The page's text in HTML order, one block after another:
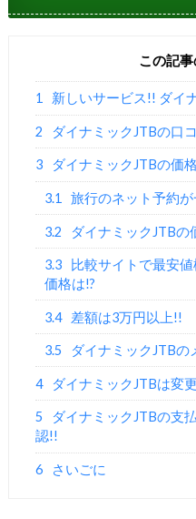
この記
1 新しいサービス!! ダイ
2 ダイナミックJTBの口
3 ダイナミックJTBの価
3.1 旅行のネット予約
3.2 ダイナミックJTBの
3.3
比較サイトで最安
価格は!?
3.4 差額は3万円以上!!
3.5 ダイナミックJTBの
4 ダイナミックJTBは変
5
ダイナミックJTBの支
認!!
6 さいごに